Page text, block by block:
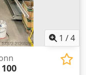
1 /4